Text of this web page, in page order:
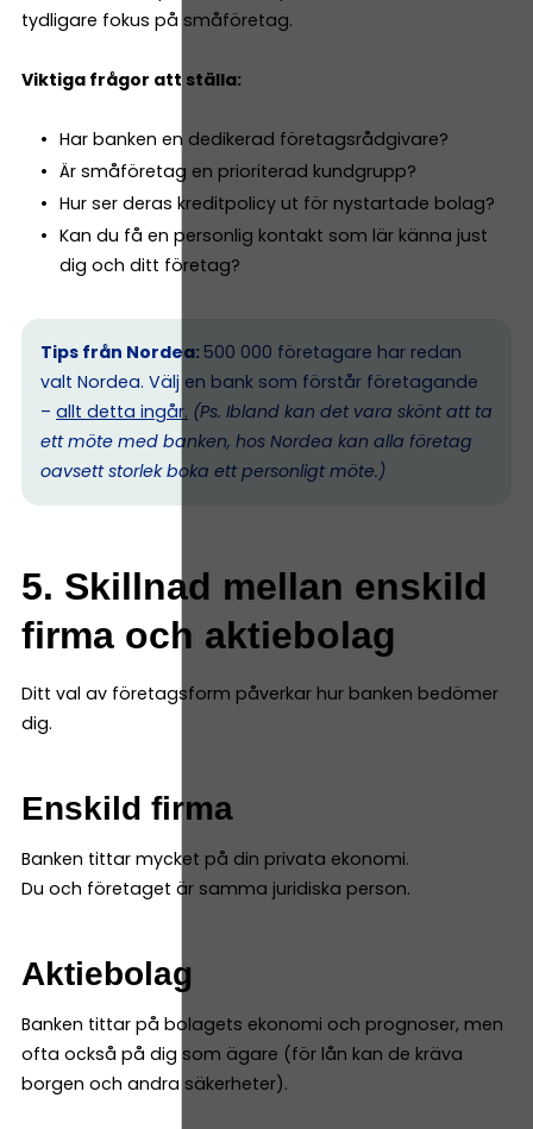
tydligare fokus på småföretag.
Viktiga frågor att ställa:
Har banken en dedikerad företagsrådgivare?
Är småföretag en prioriterad kundgrupp?
Hur ser deras kreditpolicy ut för nystartade bolag?
Kan du få en personlig kontakt som lär känna just
dig och ditt företag?
Tips från Nordea: 500 000 företagare har redan
valt Nordea. Välj en bank som förstår företagande
– allt detta ingår. (Ps. Ibland kan det vara skönt att ta
ett möte med banken, hos Nordea kan alla företag
oavsett storlek boka ett personligt möte.)
5. Skillnad mellan enskild
firma och aktiebolag
Ditt val av företagsform påverkar hur banken bedömer
dig.
Enskild firma
Banken tittar mycket på din privata ekonomi.
Du och företaget är samma juridiska person.
Aktiebolag
Banken tittar på bolagets ekonomi och prognoser, men
ofta också på dig som ägare (för lån kan de kräva
borgen och andra säkerheter).